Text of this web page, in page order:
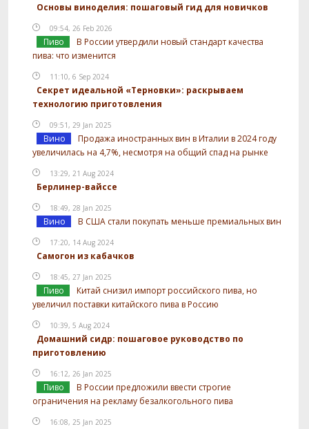
Основы виноделия: пошаговый гид для новичков
09:54, 26 Feb 2026
Пиво
В России утвердили новый стандарт качества
пива: что изменится
11:10, 6 Sep 2024
Секрет идеальной «Терновки»: раскрываем
технологию приготовления
09:51, 29 Jan 2025
Вино
Продажа иностранных вин в Италии в 2024 году
увеличилась на 4,7%, несмотря на общий спад на рынке
13:29, 21 Aug 2024
Берлинер-вайссе
18:49, 28 Jan 2025
Вино В США стали покупать меньше премиальных вин
17:20, 14 Aug 2024
Самогон из кабачков
18:45, 27 Jan 2025
Пиво
Китай снизил импорт российского пива, но
увеличил поставки китайского пива в Россию
10:39, 5 Aug 2024
Домашний сидр: пошаговое руководство по
приготовлению
16:12, 26 Jan 2025
Пиво
В России предложили ввести строгие
ограничения на рекламу безалкогольного пива
16:08, 25 Jan 2025